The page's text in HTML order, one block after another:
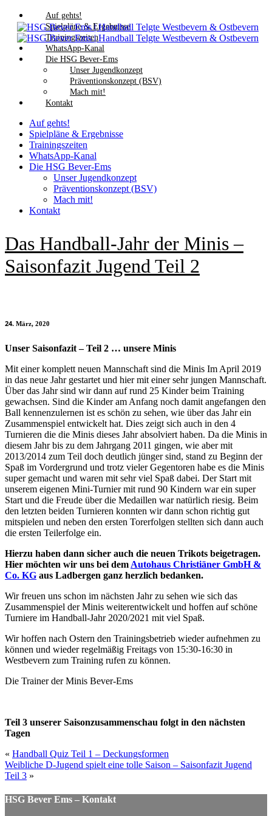
Auf gehts!
Spielpläne & Ergebnisse
Trainingszeiten
WhatsApp-Kanal
Die HSG Bever-Ems
Unser Jugendkonzept
Präventionskonzept (BSV)
Mach mit!
Kontakt
Auf gehts!
Spielpläne & Ergebnisse
Trainingszeiten
WhatsApp-Kanal
Die HSG Bever-Ems
Unser Jugendkonzept
Präventionskonzept (BSV)
Mach mit!
Kontakt
Das Handball-Jahr der Minis –
Saisonfazit Jugend Teil 2
24 März, 2020
Unser Saisonfazit – Teil 2 … unsere Minis
Mit einer komplett neuen Mannschaft sind die Minis Im April 2019
in das neue Jahr gestartet und hier mit einer sehr jungen Mannschaft.
Über das Jahr sind wir dann auf rund 25 Kinder beim Training
gewachsen. Sind die Kinder am Anfang noch damit angefangen den
Ball kennenzulernen ist es schön zu sehen, wie über das Jahr ein
Zusammenspiel entwickelt hat. Dies zeigt sich auch in den 4
Turnieren die die Minis dieses Jahr absolviert haben. Da die Minis in
diesem Jahr bis zu dem Jahrgang 2011 gingen, wie aber mit
2013/2014 zum Teil doch deutlich jünger sind, stand zu Beginn der
Spaß im Vordergrund und trotz vieler Gegentoren habe es die Minis
super gemacht und waren mit sehr viel Spaß dabei. Der Start mit
unserem eigenen Mini-Turnier mit rund 90 Kindern war ein super
Start und die Freude über die Medaillen war natürlich riesig. Beim
den letzten beiden Turnieren konnten wir dann schon richtig gut
mitspielen und neben den ersten Torerfolgen stellten sich dann auch
die ersten Teilerfolge ein.
Hierzu haben dann sicher auch die neuen Trikots beigetragen.
Hier möchten wir uns bei dem Autohaus Christiäner GmbH &
Co. KG aus Ladbergen ganz herzlich bedanken.
Wir freuen uns schon im nächsten Jahr zu sehen wie sich das
Zusammenspiel der Minis weiterentwickelt und hoffen auf schöne
Turniere im Handball-Jahr 2020/2021 mit viel Spaß.
Wir hoffen nach Ostern den Trainingsbetrieb wieder aufnehmen zu
können und wieder regelmäßig Freitags von 15:30-16:30 in
Westbevern zum Training rufen zu können.
Die Trainer der Minis Bever-Ems
Teil 3 unserer Saisonzusammenschau folgt in den nächsten
Tagen
« Handball Quiz Teil 1 – Deckungsformen
Weibliche D-Jugend spielt eine tolle Saison – Saisonfazit Jugend
Teil 3 »
HSG Bever Ems – Kontakt